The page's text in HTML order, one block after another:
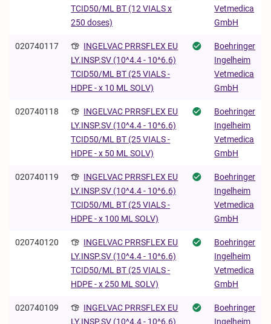
TCID50/ML BT (12 VIALS x
250 doses)
Vetmedica
GmbH
020740117
INGELVAC PRRSFLEX EU
LY.INSP.SV (10^4.4 - 10^6.6)
TCID50/ML BT (25 VIALS -
HDPE - x 10 ML SOLV)
Boehringer
Ingelheim
Vetmedica
GmbH
020740118
INGELVAC PRRSFLEX EU
LY.INSP.SV (10^4.4 - 10^6.6)
TCID50/ML BT (25 VIALS -
HDPE - x 50 ML SOLV)
Boehringer
Ingelheim
Vetmedica
GmbH
020740119
INGELVAC PRRSFLEX EU
LY.INSP.SV (10^4.4 - 10^6.6)
TCID50/ML BT (25 VIALS -
HDPE - x 100 ML SOLV)
Boehringer
Ingelheim
Vetmedica
GmbH
020740120
INGELVAC PRRSFLEX EU
LY.INSP.SV (10^4.4 - 10^6.6)
TCID50/ML BT (25 VIALS -
HDPE - x 250 ML SOLV)
Boehringer
Ingelheim
Vetmedica
GmbH
020740109
INGELVAC PRRSFLEX EU
LY.INSP.SV (10^4.4 - 10^6.6)
Boehringer
Ingelheim